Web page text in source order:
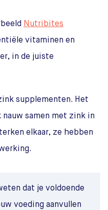
Nutribites
vitaminen en
in de juiste
supplementen. Het
samen met zink in
elkaar, ze hebben
dat je voldoende
voeding aanvullen